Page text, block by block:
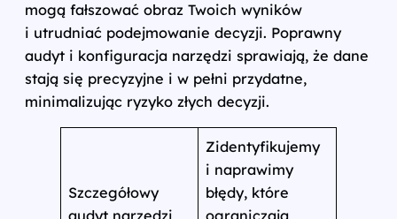
mogą fałszować obraz Twoich wyników
i utrudniać podejmowanie decyzji. Poprawny
audyt i konfiguracja narzędzi sprawiają, że dane
stają się precyzyjne i w pełni przydatne,
minimalizując ryzyko złych decyzji.
Szczegółowy
Zidentyfikujemy
i naprawimy
błędy, które